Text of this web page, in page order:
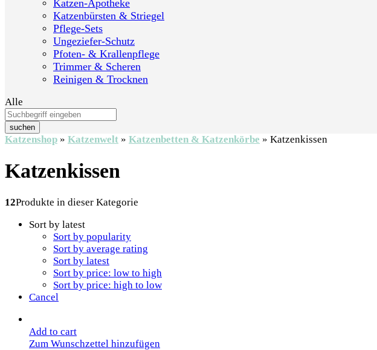
Katzen-Apotheke
Katzenbürsten & Striegel
Pflege-Sets
Ungeziefer-Schutz
Pfoten- & Krallenpflege
Trimmer & Scheren
Reinigen & Trocknen
Alle
suchen
Katzenshop » Katzenwelt » Katzenbetten & Katzenkörbe » Katzenkissen
Katzenkissen
12Produkte in dieser Kategorie
Sort by latest
Sort by popularity
Sort by average rating
Sort by latest
Sort by price: low to high
Sort by price: high to low
Cancel
Add to cart
Zum Wunschzettel hinzufügen